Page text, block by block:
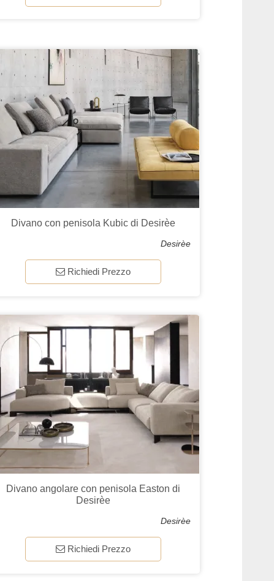
Divano con penisola Kubic di Desirèe
Desirèe
Richiedi Prezzo
Divano angolare con penisola Easton di
Desirèe
Desirèe
Richiedi Prezzo